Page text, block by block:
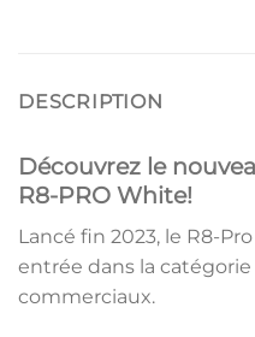
DESCRIPTION
Découvrez le
R8-PRO White!
Lancé fin 2023, le R8-
entrée dans la
commerciaux.